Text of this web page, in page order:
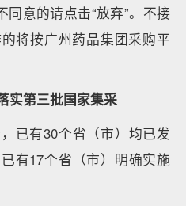
同意的请点击“放弃”。不接
将按广州药品集团采购平
实第三批国家集采
已有30个省（市）均已发
有17个省（市）明确实施